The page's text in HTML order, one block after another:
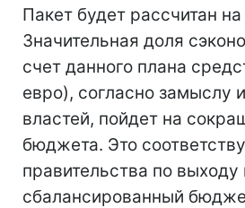
Пакет будет рассчитан на
Значительная доля
счет данного плана
евро), согласно замыслу
властей, пойдет на
бюджета. Это
правительства по выходу
сбалансированный